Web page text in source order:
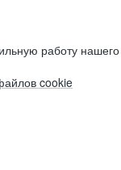
работу
cookie